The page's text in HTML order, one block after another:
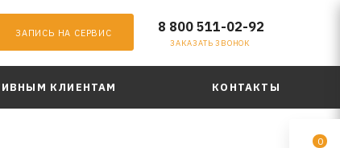
ЗАПИСЬ НА СЕРВИС 8 800 511-02-92
ЗАКАЗАТЬ ЗВОНОК
КЛИЕНТАМ КОНТАКТЫ
0